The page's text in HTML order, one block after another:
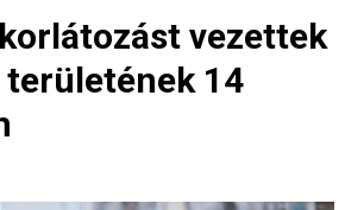
vezettek
területének 14